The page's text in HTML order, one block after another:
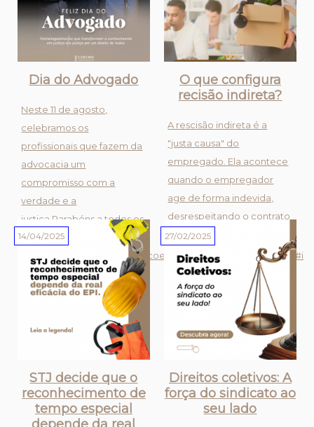
valor de um tratamento
médico, po...
uma ferramenta essencial
na luta...
Dia do Advogado
Neste 11 de agosto,
celebramos os
profissionais que fazem da
advocacia um
compromisso com a
verdade e a
justiça.Parabéns a todos os
advogados pelo seu dia! ??
#diadoadvogado #justiça #coelhoadvogados #trabalhador
O que configura
recisão indireta?
A rescisão indireta é a
"justa causa" do
empregado. Ela acontece
quando o empregador
age de forma indevida,
desrespeitando o contrato
ou a lei.Situações como
assédio moral, falta de
pagamento de salários ou
condições de trabalho
perigosas pod...
14/04/2025
STJ decide que o
reconhecimento de
tempo especial
27/02/2025
Direitos coletivos: A
força do sindicato ao
seu lado